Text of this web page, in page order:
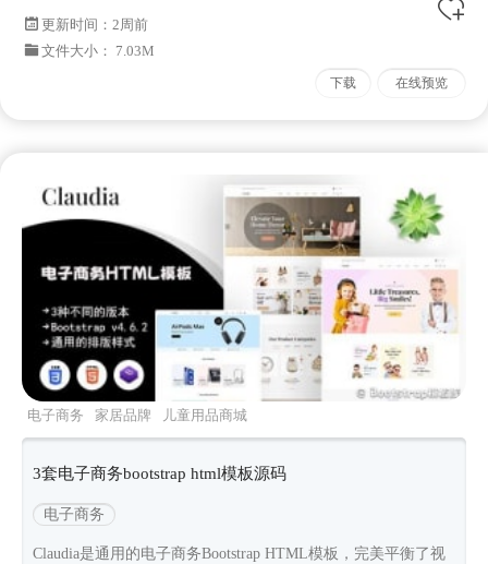
更新时间： 2周前
文件大小： 7.03M
下载 在线预览
电子商务 家居品牌
儿童用品商城
claudia
Bootstrapv462
3套电子商务bootstrap html模板源码
电子商务
Claudia是通用的电子商务Bootstrap HTML模板，完美平衡了视